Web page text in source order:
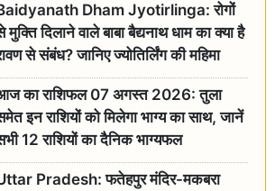
Dham Jyotirlinga: रोगों
मुक्ति दिलाने वाले बाबा बैद्यनाथ धाम का क्या है
से संबंध? जानिए ज्योतिर्लिंग की महिमा
का राशिफल 07 अगस्त 2026: तुला
इन राशियों को मिलेगा भाग्य का साथ, जानें
12 राशियों का दैनिक भाग्यफल
Pradesh: फतेहपुर मंदिर-मकबरा